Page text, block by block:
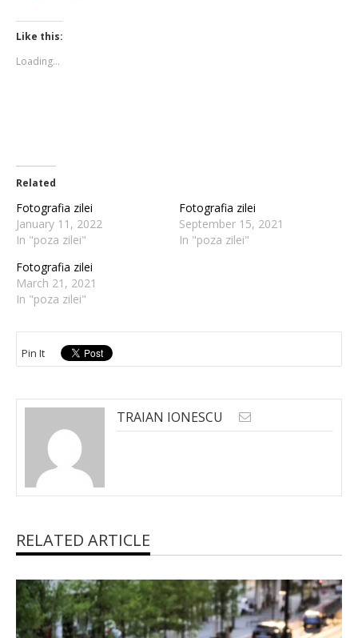
Twitter
(Opens
in
window)
Like this:
Loading...
Related
Fotografia zilei
January 11, 2022
In "poza zilei"
Fotografia zilei
September 15, 2021
In "poza zilei"
Fotografia zilei
March 21, 2021
In "poza zilei"
Pin It
TRAIAN IONESCU
RELATED ARTICLE